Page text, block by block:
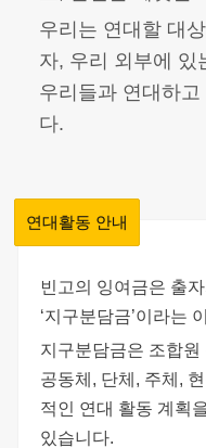
우리는 연대할 대
자, 우리 외부에 있
우리들과 연대하
다.
연대활동 안내
빈고의 잉여금은 출
‘지구분담금’이라는
지구분담금은 조합원
공동체, 단체, 주체,
적인 연대 활동 계획
있습니다.